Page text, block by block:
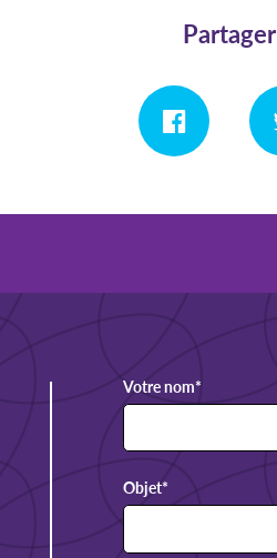
Partager
Votre nom*
Objet*